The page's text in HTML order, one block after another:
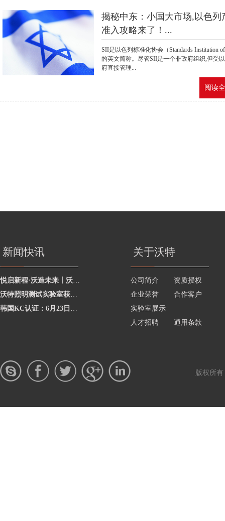
揭秘中东：小国大市场,以色列
准入攻略来了！...
SII是以色列标准化协会（Standards Institution
的英文简称。尽管SII是一个非政府组织,但受
府直接管理...
阅读
新闻快讯
悦启新程·沃造未来丨沃特学院2026年度讲师聘任暨2025年度优秀讲师颁奖活动圆
沃特照明测试实验室获澳洲灯具最新标准CNAS资质，助力企业合规出海澳洲市场
韩国KC认证：6月23日起将执行更严格的网络摄像头安全要求
关于沃特
公司简介
资质授权
企业荣誉
合作客户
实验室展示
人才招聘
通用条款
版权所